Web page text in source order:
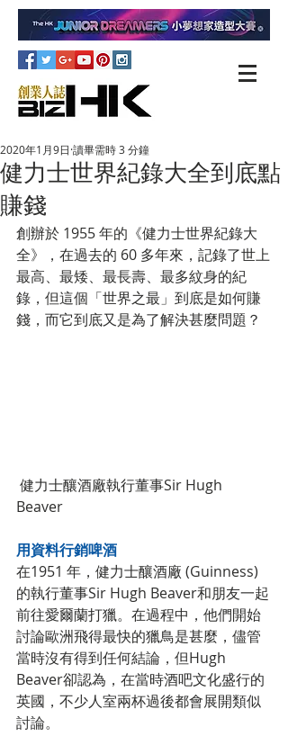
健力士世界紀錄大全到底點
賺錢
2020年1月9日 讀畢需時 3 分鐘
創辦於 1955 年的《健力士世界紀錄大
全》，在過去的 60 多年來，記錄了世上
最高、最矮、最長壽、最多紋身的紀
錄，但這個「世界之最」到底是如何賺
錢，而它到底又是為了解決甚麼問題？
Beaver
用資料行銷啤酒
在1951 年，健力士釀酒廠 (Guinness)
的執行董事Sir Hugh Beaver和朋友一起
前往愛爾蘭打獵。在過程中，他們開始
討論歐洲飛得最快的獵鳥是甚麼，儘管
當時沒有得到任何結論，但Hugh
Beaver卻認為，在當時酒吧文化盛行的
英國，不少人室兩杯過後都會展開類似
討論。